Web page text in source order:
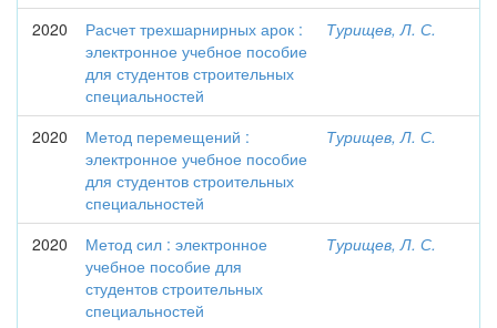
2020
Расчет трехшарнирных арок :
электронное учебное пособие
для студентов строительных
специальностей
Турищев, Л. С.
2020
Метод перемещений :
электронное учебное пособие
для студентов строительных
специальностей
Турищев, Л. С.
2020
Метод сил : электронное
учебное пособие для
студентов строительных
специальностей
Турищев, Л. С.